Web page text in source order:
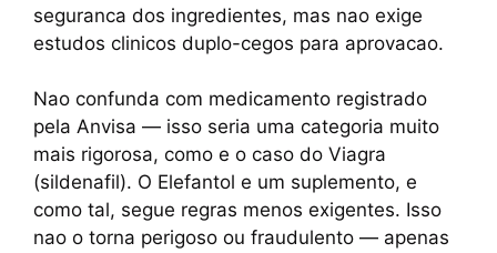
seguranca dos ingredientes, mas nao exige
estudos clinicos duplo-cegos para aprovacao.
Nao confunda com medicamento registrado
pela Anvisa — isso seria uma categoria muito
mais rigorosa, como e o caso do Viagra
(sildenafil). O Elefantol e um suplemento, e
como tal, segue regras menos exigentes. Isso
nao o torna perigoso ou fraudulento — apenas